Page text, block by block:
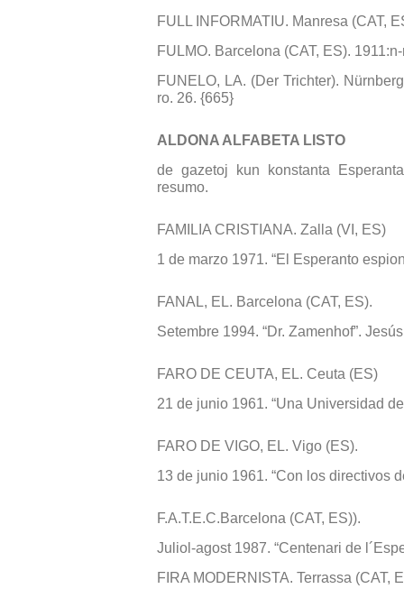
FULL INFORMATIU. Manresa (CAT,
FULMO. Barcelona (CAT, ES).
FUNELO, LA. (Der Trichter).
ro. 26. {665}
ALDONA ALFABETA LISTO
de gazetoj kun konstanta
resumo.
FAMILIA CRISTIANA. Zalla (VI, ES)
1 de marzo 1971. “El Esperanto
FANAL, EL. Barcelona (CAT, ES).
Setembre 1994. “Dr. Zamenhof”.
FARO DE CEUTA, EL. Ceuta (ES)
21 de junio 1961. “Una Universidad
FARO DE VIGO, EL. Vigo (ES).
13 de junio 1961. “Con los directivos
F.A.T.E.C.Barcelona (CAT, ES)).
Juliol-agost 1987. “Centenari de
FIRA MODERNISTA. Terrassa (CAT,